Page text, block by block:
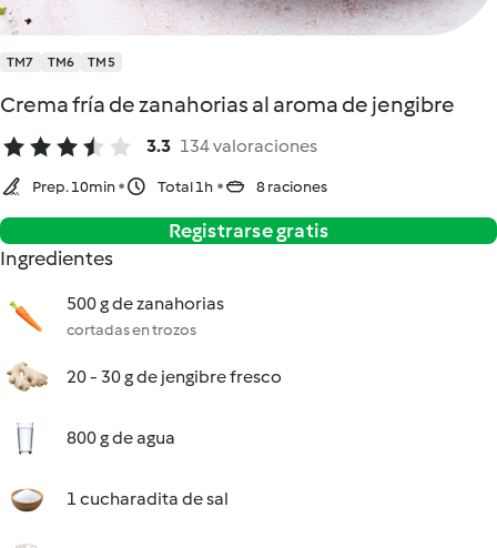
TM7 TM6 TM5
Crema fría de zanahorias al aroma de jengibre
3.3 134 valoraciones
Prep. 10min Total 1h 8 raciones
Registrarse gratis
Ingredientes
500 g de zanahorias
cortadas en trozos
20 - 30 g de jengibre fresco
800 g de agua
1 cucharadita de sal